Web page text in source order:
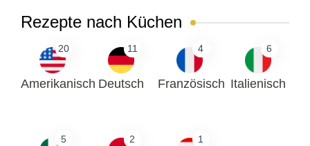
Rezepte nach Küchen
20
Amerikanisch
11
Deutsch
4
Französisch
6
Italienisch
5 2 1